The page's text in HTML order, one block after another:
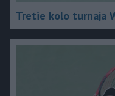
Tretie kolo turnaja